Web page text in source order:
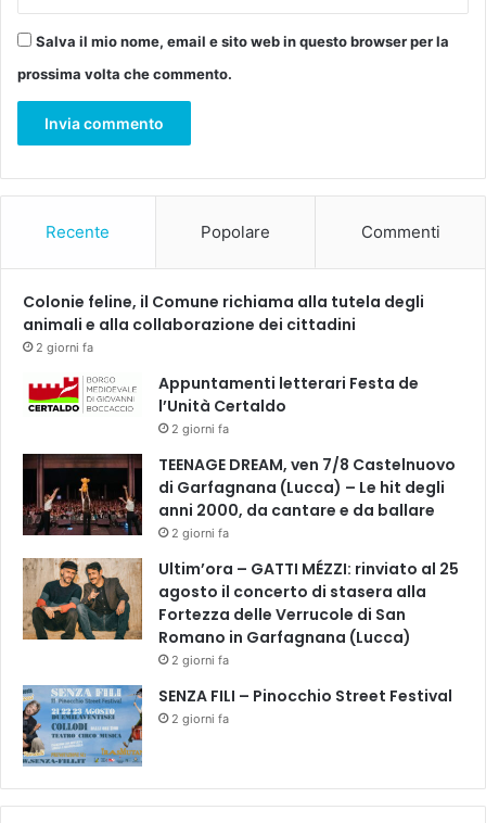
t
e
u
t
i
n
b
c
e
g
e
o
n
e
z
i
o
Salva il mio nome, email e sito web in questo browser per la
prossima volta che commento.
Recente Popolare Commenti
Colonie feline, il Comune richiama alla tutela degli
animali e alla collaborazione dei cittadini
2 giorni fa
Appuntamenti letterari Festa de
l’Unità Certaldo
2 giorni fa
TEENAGE DREAM, ven 7/8 Castelnuovo
di Garfagnana (Lucca) – Le hit degli
anni 2000, da cantare e da ballare
2 giorni fa
Ultim’ora – GATTI MÉZZI: rinviato al 25
agosto il concerto di stasera alla
Fortezza delle Verrucole di San
Romano in Garfagnana (Lucca)
2 giorni fa
SENZA FILI – Pinocchio Street Festival
2 giorni fa